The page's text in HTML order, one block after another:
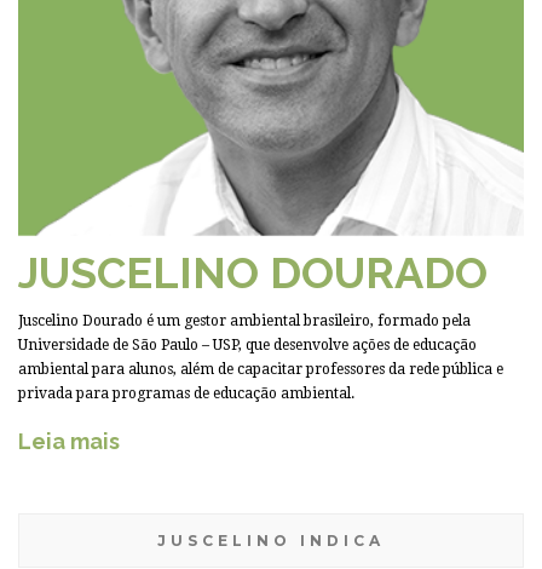
JUSCELINO DOURADO
Juscelino Dourado é um gestor ambiental brasileiro, formado pela
Universidade de São Paulo – USP, que desenvolve ações de educação
ambiental para alunos, além de capacitar professores da rede pública e
privada para programas de educação ambiental.
Leia mais
JUSCELINO INDICA